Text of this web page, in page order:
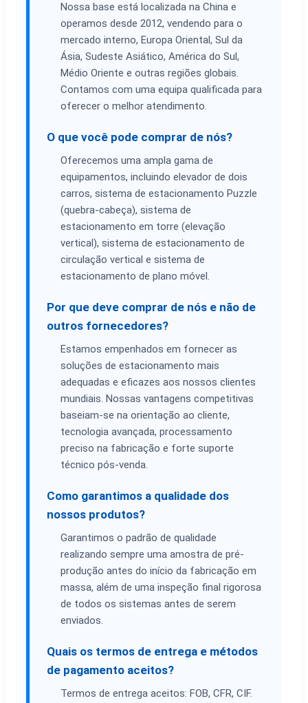
Nossa base está localizada na China e
operamos desde 2012, vendendo para o
mercado interno, Europa Oriental, Sul da
Ásia, Sudeste Asiático, América do Sul,
Médio Oriente e outras regiões globais.
Contamos com uma equipa qualificada para
oferecer o melhor atendimento.
O que você pode comprar de nós?
Oferecemos uma ampla gama de
equipamentos, incluindo elevador de dois
carros, sistema de estacionamento Puzzle
(quebra-cabeça), sistema de
estacionamento em torre (elevação
vertical), sistema de estacionamento de
circulação vertical e sistema de
estacionamento de plano móvel.
Por que deve comprar de nós e não de
outros fornecedores?
Estamos empenhados em fornecer as
soluções de estacionamento mais
adequadas e eficazes aos nossos clientes
mundiais. Nossas vantagens competitivas
baseiam-se na orientação ao cliente,
tecnologia avançada, processamento
preciso na fabricação e forte suporte
técnico pós-venda.
Como garantimos a qualidade dos
nossos produtos?
Garantimos o padrão de qualidade
realizando sempre uma amostra de pré-
produção antes do início da fabricação em
massa, além de uma inspeção final rigorosa
de todos os sistemas antes de serem
enviados.
Quais os termos de entrega e métodos
de pagamento aceitos?
Termos de entrega aceitos: FOB, CFR, CIF.